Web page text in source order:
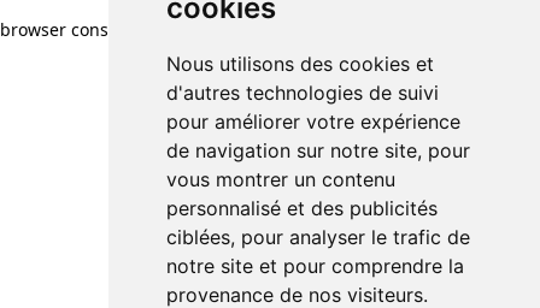
cookies
Nous utilisons des cookies et
d'autres technologies de suivi
pour améliorer votre expérience
de navigation sur notre site, pour
vous montrer un contenu
personnalisé et des publicités
ciblées, pour analyser le trafic de
notre site et pour comprendre la
provenance de nos visiteurs.
browser console for more information)